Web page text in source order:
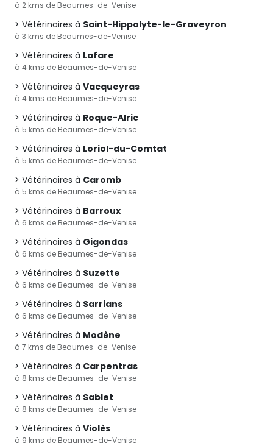
à 2 kms de Beaumes-de-Venise
Vétérinaires à Saint-Hippolyte-le-Graveyron
à 3 kms de Beaumes-de-Venise
Vétérinaires à Lafare
à 4 kms de Beaumes-de-Venise
Vétérinaires à Vacqueyras
à 4 kms de Beaumes-de-Venise
Vétérinaires à Roque-Alric
à 5 kms de Beaumes-de-Venise
Vétérinaires à Loriol-du-Comtat
à 5 kms de Beaumes-de-Venise
Vétérinaires à Caromb
à 5 kms de Beaumes-de-Venise
Vétérinaires à Barroux
à 6 kms de Beaumes-de-Venise
Vétérinaires à Gigondas
à 6 kms de Beaumes-de-Venise
Vétérinaires à Suzette
à 6 kms de Beaumes-de-Venise
Vétérinaires à Sarrians
à 6 kms de Beaumes-de-Venise
Vétérinaires à Modène
à 7 kms de Beaumes-de-Venise
Vétérinaires à Carpentras
à 8 kms de Beaumes-de-Venise
Vétérinaires à Sablet
à 8 kms de Beaumes-de-Venise
Vétérinaires à Violès
à 9 kms de Beaumes-de-Venise